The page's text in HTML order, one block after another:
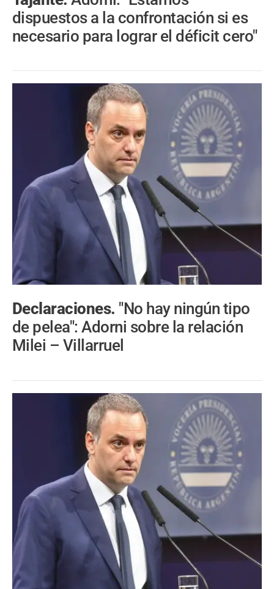
dispuestos a la confrontación si es
necesario para lograr el déficit cero"
Declaraciones. "No hay ningún tipo
de pelea": Adorni sobre la relación
Milei – Villarruel